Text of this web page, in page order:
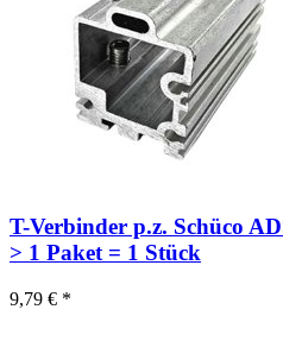
T-Verbinder p.z. Schüco
> 1 Paket = 1 Stück
9,79 € *